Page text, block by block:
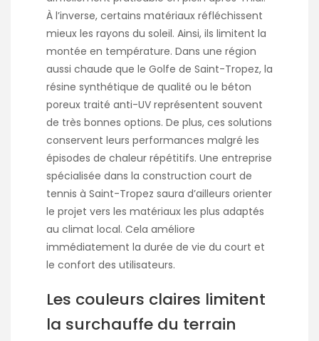
À l’inverse, certains matériaux réfléchissent
mieux les rayons du soleil. Ainsi, ils limitent la
montée en température. Dans une région
aussi chaude que le Golfe de Saint-Tropez, la
résine synthétique de qualité ou le béton
poreux traité anti-UV représentent souvent
de très bonnes options. De plus, ces solutions
conservent leurs performances malgré les
épisodes de chaleur répétitifs. Une entreprise
spécialisée dans la construction court de
tennis à Saint-Tropez saura d’ailleurs orienter
le projet vers les matériaux les plus adaptés
au climat local. Cela améliore
immédiatement la durée de vie du court et
le confort des utilisateurs.
Les couleurs claires limitent
la surchauffe du terrain